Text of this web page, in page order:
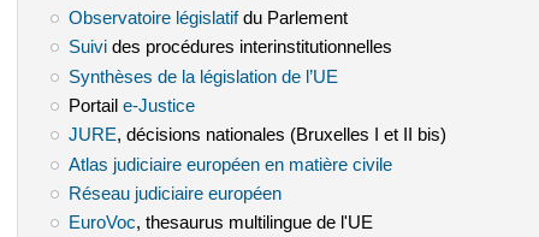
Observatoire législatif(le lien est externe)
du Parlement
Suivi(le lien est externe)
des procédures interinstitutionnelles
Synthèses de la législation de l’UE
Portail e-Justice(le lien est externe)
JURE(le lien est externe)
, décisions nationales (Bruxelles I et II bis)
Atlas judiciaire européen en matière civile(le lien est externe)
Réseau judiciaire européen(le lien est externe)
EuroVoc(le lien est externe)
, thesaurus multilingue de l'UE